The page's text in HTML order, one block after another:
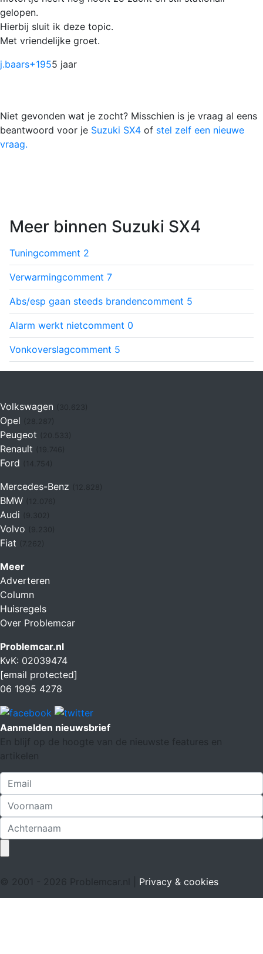
gelopen.
Hierbij sluit ik deze topic.
Met vriendelijke groet.
j.baars+1955 jaar
Niet gevonden wat je zocht? Misschien is je vraag al eens
beantwoord voor je Suzuki SX4 of stel zelf een nieuwe
vraag.
Meer binnen Suzuki SX4
Tuningcomment 2
Verwarmingcomment 7
Abs/esp gaan steeds brandencomment 5
Alarm werkt nietcomment 0
Vonkoverslagcomment 5
Volkswagen (30.623)
Opel
Peugeot
Renault (19.746)
Ford (14.754)
Mercedes-Benz
BMW (12.076)
Audi
Volvo
Fiat (7.262)
Meer
Adverteren
Column
Huisregels
Over Problemcar
Problemcar.nl
KvK: 02039474
[email protected]
06 1995 4278
Aanmelden nieuwsbrief
En blijf op de hoogte van de nieuwste features en
artikelen
© 2001 - 2026 Problemcar.nl | Privacy & cookies